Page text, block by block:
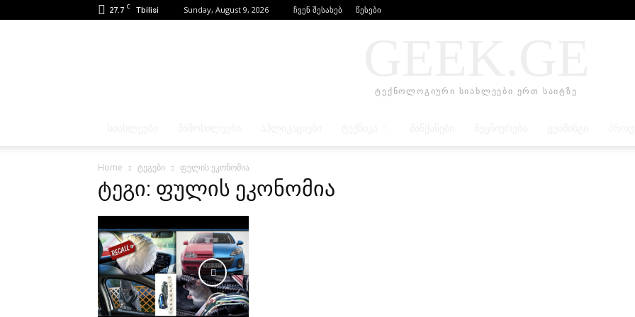
27.7 C Tbilisi Sunday, August 9, 2026 ჩვენ შესახებ წესები
ტექნოლოგიური სიახლეები ერთ საიტზე
Home ტეგები ფულის ეკონომია
ტეგი: ფულის ეკონომია